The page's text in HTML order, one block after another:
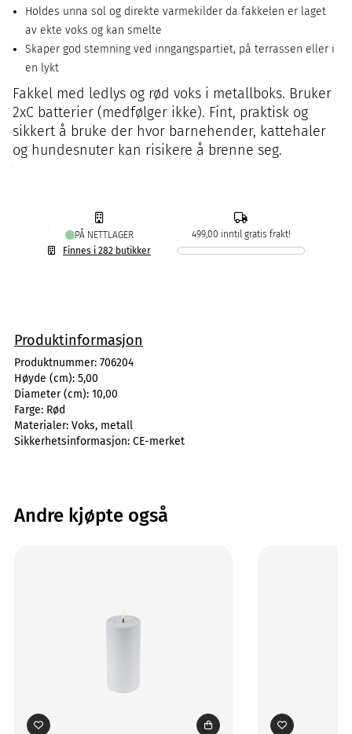
Holdes unna sol og direkte varmekilder da fakkelen er laget
av ekte voks og kan smelte
Skaper god stemning ved inngangspartiet, på terrassen eller i
en lykt
Fakkel med ledlys og rød voks i metallboks. Bruker
2xC batterier (medfølger ikke). Fint, praktisk og
sikkert å bruke der hvor barnehender, kattehaler
og hundesnuter kan risikere å brenne seg.
PÅ NETTLAGER
Finnes i 282 butikker
499,00 inntil gratis frakt!
Produktinformasjon
Produktnummer: 706204
Høyde (cm): 5,00
Diameter (cm): 10,00
Farge: Rød
Materialer: Voks, metall
Sikkerhetsinformasjon: CE-merket
Andre kjøpte også